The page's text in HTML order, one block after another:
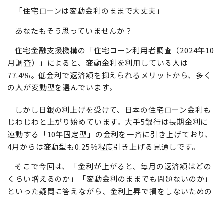
「住宅ローンは変動金利のままで大丈夫」
あなたもそう思っていませんか？
住宅金融支援機構の「住宅ローン利用者調査（2024年10
月調査）」によると、変動金利を利用している人は
77.4％。低金利で返済額を抑えられるメリットから、多く
の人が変動型を選んでいます。
しかし日銀の利上げを受けて、日本の住宅ローン金利も
じわじわと上がり始めています。大手5銀行は長期金利に
連動する「10年固定型」の金利を一斉に引き上げており、
4月からは変動型も0.25％程度引き上げる見通しです。
そこで今回は、「金利が上がると、毎月の返済額はどの
くらい増えるのか」「変動金利のままでも問題ないのか」
といった疑問に答えながら、金利上昇で損をしないための